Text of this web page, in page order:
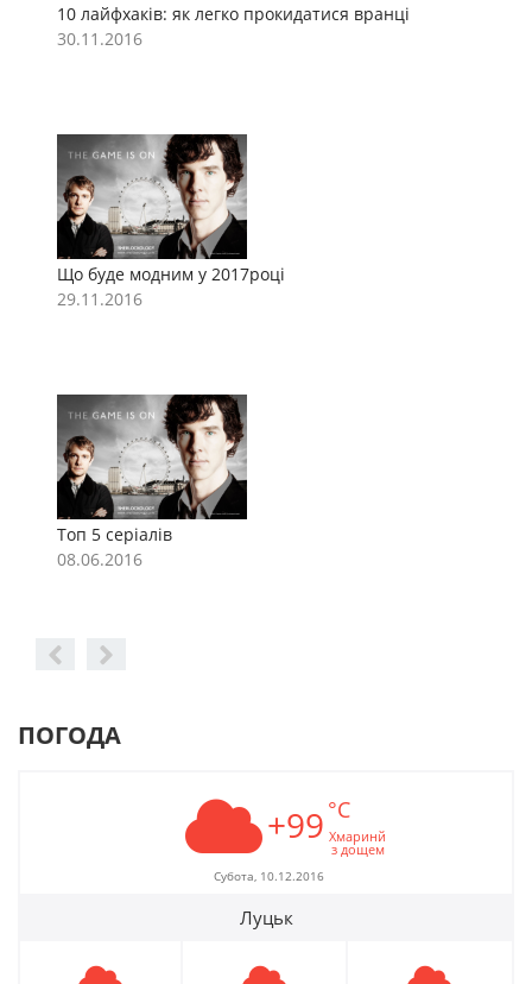
10 лайфхаків: як легко прокидатися вранці
30.11.2016
Що буде модним у 2017році
29.11.2016
Топ 5 серіалів
08.06.2016
ПОГОДА
+99 °C
Хмаринй
з дощем
Субота, 10.12.2016
Луцьк